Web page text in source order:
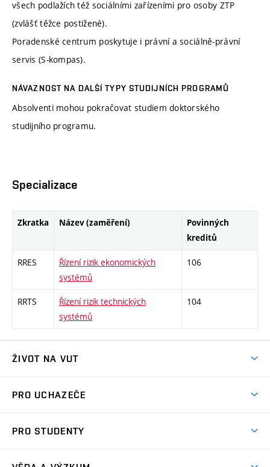
všech podlažích též sociálními zařízeními pro osoby ZTP
(zvlášť těžce postižené).
Poradenské centrum poskytuje i právní a sociálně-právní
servis (S-kompas).
NÁVAZNOST NA DALŠÍ TYPY STUDIJNÍCH PROGRAMŮ
Absolventi mohou pokračovat studiem doktorského
studijního programu.
Specializace
Zkratka Název (zaměření)
Povinných
kreditů
RRES
Řízení rizik ekonomických
systémů
106
RRTS
Řízení rizik technických
systémů
104
ŽIVOT NA VUT
Koleje
PRO UCHAZEČE
Dny otevřených dveří
PRO STUDENTY